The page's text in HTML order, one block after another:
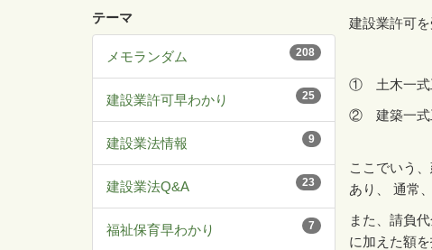
テーマ
208
メモランダム
25
建設業許可早わかり
9
建設業法情報
23
建設業法Q&A
7
福祉保育早わかり
建設業許可
① 土木一式
② 建築一式
ここでいう
あり、 通常
また、請負
に加えた額